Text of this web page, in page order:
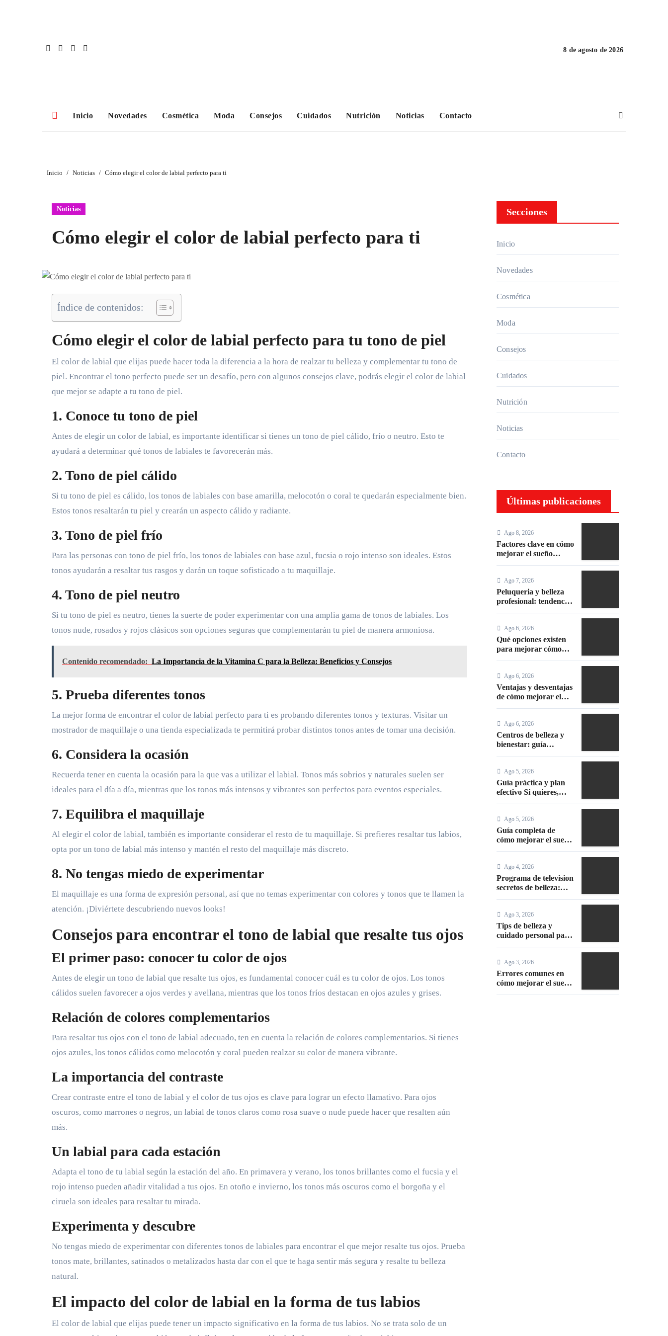
8 de agosto de 2026
Inicio Novedades Cosmética Moda Consejos Cuidados Nutrición Noticias Contacto
Inicio Noticias Cómo elegir el color de labial perfecto para ti
Noticias
Cómo elegir el color de labial perfecto para ti
Índice de contenidos:
Cómo elegir el color de labial perfecto para tu tono de piel
El color de labial que elijas puede hacer toda la diferencia a la hora de realzar tu belleza y complementar tu tono de
piel. Encontrar el tono perfecto puede ser un desafío, pero con algunos consejos clave, podrás elegir el color de labial
que mejor se adapte a tu tono de piel.
1. Conoce tu tono de piel
Antes de elegir un color de labial, es importante identificar si tienes un tono de piel cálido, frío o neutro. Esto te
ayudará a determinar qué tonos de labiales te favorecerán más.
2. Tono de piel cálido
Si tu tono de piel es cálido, los tonos de labiales con base amarilla, melocotón o coral te quedarán especialmente bien.
Estos tonos resaltarán tu piel y crearán un aspecto cálido y radiante.
3. Tono de piel frío
Para las personas con tono de piel frío, los tonos de labiales con base azul, fucsia o rojo intenso son ideales. Estos
tonos ayudarán a resaltar tus rasgos y darán un toque sofisticado a tu maquillaje.
4. Tono de piel neutro
Si tu tono de piel es neutro, tienes la suerte de poder experimentar con una amplia gama de tonos de labiales. Los
tonos nude, rosados y rojos clásicos son opciones seguras que complementarán tu piel de manera armoniosa.
Contenido recomendado: La Importancia de la Vitamina C para la Belleza: Beneficios y Consejos
5. Prueba diferentes tonos
La mejor forma de encontrar el color de labial perfecto para ti es probando diferentes tonos y texturas. Visitar un
mostrador de maquillaje o una tienda especializada te permitirá probar distintos tonos antes de tomar una decisión.
6. Considera la ocasión
Recuerda tener en cuenta la ocasión para la que vas a utilizar el labial. Tonos más sobrios y naturales suelen ser
ideales para el día a día, mientras que los tonos más intensos y vibrantes son perfectos para eventos especiales.
7. Equilibra el maquillaje
Al elegir el color de labial, también es importante considerar el resto de tu maquillaje. Si prefieres resaltar tus labios,
opta por un tono de labial más intenso y mantén el resto del maquillaje más discreto.
8. No tengas miedo de experimentar
El maquillaje es una forma de expresión personal, así que no temas experimentar con colores y tonos que te llamen la
atención. ¡Diviértete descubriendo nuevos looks!
Consejos para encontrar el tono de labial que resalte tus ojos
El primer paso: conocer tu color de ojos
Antes de elegir un tono de labial que resalte tus ojos, es fundamental conocer cuál es tu color de ojos. Los tonos
cálidos suelen favorecer a ojos verdes y avellana, mientras que los tonos fríos destacan en ojos azules y grises.
Relación de colores complementarios
Para resaltar tus ojos con el tono de labial adecuado, ten en cuenta la relación de colores complementarios. Si tienes
ojos azules, los tonos cálidos como melocotón y coral pueden realzar su color de manera vibrante.
La importancia del contraste
Crear contraste entre el tono de labial y el color de tus ojos es clave para lograr un efecto llamativo. Para ojos
oscuros, como marrones o negros, un labial de tonos claros como rosa suave o nude puede hacer que resalten aún
más.
Un labial para cada estación
Adapta el tono de tu labial según la estación del año. En primavera y verano, los tonos brillantes como el fucsia y el
rojo intenso pueden añadir vitalidad a tus ojos. En otoño e invierno, los tonos más oscuros como el borgoña y el
ciruela son ideales para resaltar tu mirada.
Experimenta y descubre
No tengas miedo de experimentar con diferentes tonos de labiales para encontrar el que mejor resalte tus ojos. Prueba
tonos mate, brillantes, satinados o metalizados hasta dar con el que te haga sentir más segura y resalte tu belleza
natural.
El impacto del color de labial en la forma de tus labios
El color de labial que elijas puede tener un impacto significativo en la forma de tus labios. No se trata solo de un
Secciones
Inicio
Novedades
Cosmética
Moda
Consejos
Cuidados
Nutrición
Noticias
Contacto
Últimas publicaciones
Ago 8, 2026
Factores clave en cómo
mejorar el sueño
Ago 7, 2026
Peluqueria y belleza
profesional: tendencias
Ago 6, 2026
Qué opciones existen
para mejorar cómo
80: 10 trucos,
productos y paso a
paso
Ago 6, 2026
Ventajas y desventajas
de cómo mejorar el
práctica y segura
Ago 6, 2026
Centros de belleza y
bienestar: guía
Ago 5, 2026
Guía práctica y plan
efectivo Si quieres,
adaptadas a Facebook,
Google o meta title
Ago 5, 2026
Guía completa de
cómo mejorar el sueño
Ago 4, 2026
Programa de television
secretos de belleza:
trucos 2026
Ago 3, 2026
Tips de belleza y
cuidado personal para
Ago 3, 2026
Errores comunes en
cómo mejorar el sueño